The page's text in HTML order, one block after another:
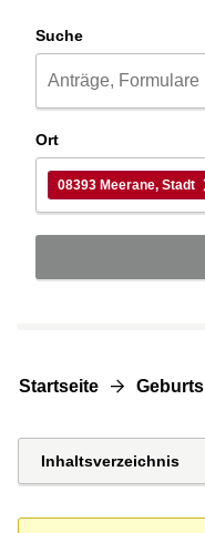
Suche
Ort
08393 Meerane, Stadt
Startseite
Inhaltsverzeichnis